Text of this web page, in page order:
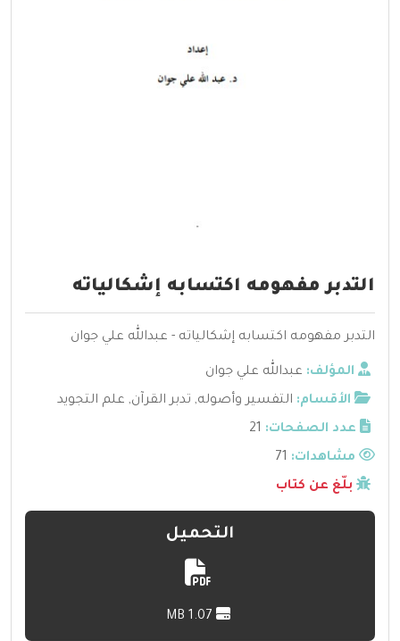
التدبر مفهومه اكتسابه إشكالياته
التدبر مفهومه اكتسابه إشكالياته - عبدالله علي جوان
المؤلف: عبدالله علي جوان
الأقسام: التفسير وأصوله, تدبر القرآن, علم التجويد
عدد الصفحات: 21
مشاهدات:
بلّغ عن كتاب
التحميل